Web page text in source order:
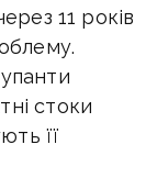
11 років
стоки
її